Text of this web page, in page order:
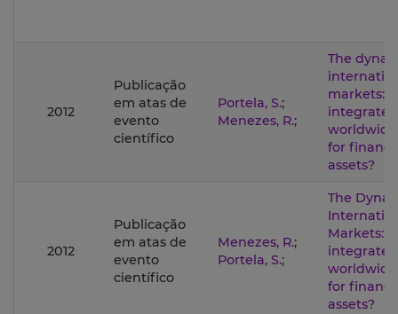
2012
Publicação
em atas de
evento
científico
Portela, S.;
Menezes, R.;
The
markets:
integrated
for
assets?
2012
Publicação
em atas de
evento
científico
Menezes, R.;
Portela, S.;
The
Markets:
integrated
for
assets?